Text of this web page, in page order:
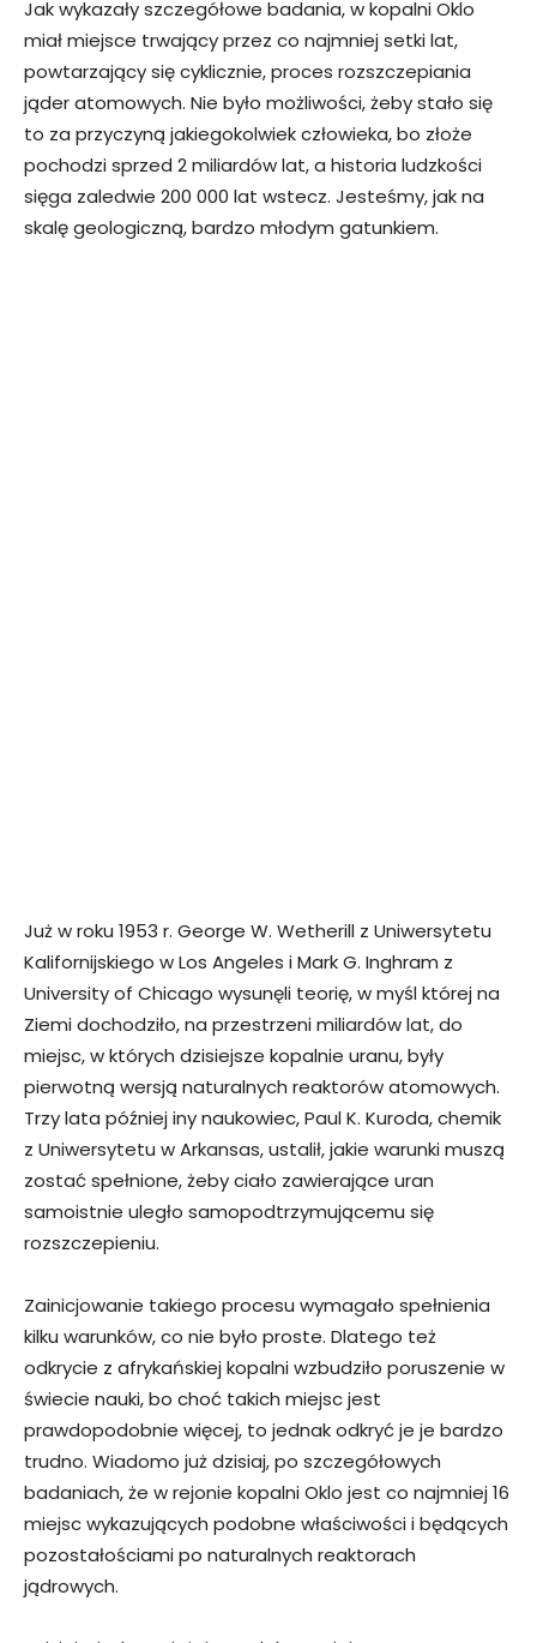
Jak wykazały szczegółowe badania, w kopalni Oklo
miał miejsce trwający przez co najmniej setki lat,
powtarzający się cyklicznie, proces rozszczepiania
jąder atomowych. Nie było możliwości, żeby stało się
to za przyczyną jakiegokolwiek człowieka, bo złoże
pochodzi sprzed 2 miliardów lat, a historia ludzkości
sięga zaledwie 200 000 lat wstecz. Jesteśmy, jak na
skalę geologiczną, bardzo młodym gatunkiem.
Już w roku 1953 r. George W. Wetherill z Uniwersytetu
Kalifornijskiego w Los Angeles i Mark G. Inghram z
University of Chicago wysunęli teorię, w myśl której na
Ziemi dochodziło, na przestrzeni miliardów lat, do
miejsc, w których dzisiejsze kopalnie uranu, były
pierwotną wersją naturalnych reaktorów atomowych.
Trzy lata później iny naukowiec, Paul K. Kuroda, chemik
z Uniwersytetu w Arkansas, ustalił, jakie warunki muszą
zostać spełnione, żeby ciało zawierające uran
samoistnie uległo samopodtrzymującemu się
rozszczepieniu.
Zainicjowanie takiego procesu wymagało spełnienia
kilku warunków, co nie było proste. Dlatego też
odkrycie z afrykańskiej kopalni wzbudziło poruszenie w
świecie nauki, bo choć takich miejsc jest
prawdopodobnie więcej, to jednak odkryć je je bardzo
trudno. Wiadomo już dzisiaj, po szczegółowych
badaniach, że w rejonie kopalni Oklo jest co najmniej 16
miejsc wykazujących podobne właściwości i będących
pozostałościami po naturalnych reaktorach
jądrowych.